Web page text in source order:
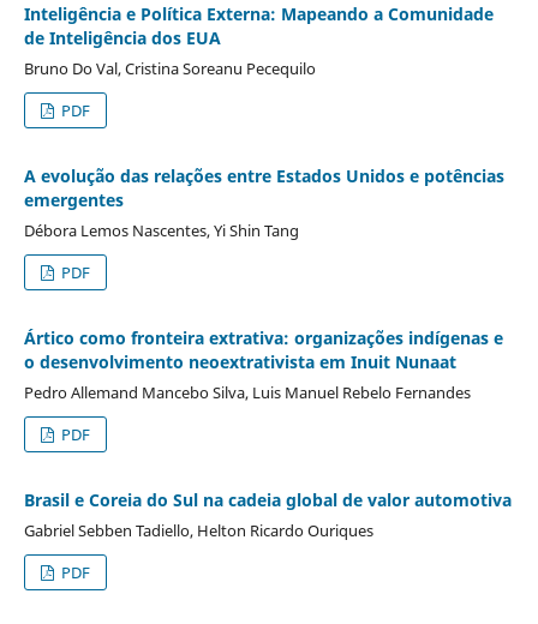
Inteligência e Política Externa: Mapeando a Comunidade
de Inteligência dos EUA
Bruno Do Val, Cristina Soreanu Pecequilo
PDF
A evolução das relações entre Estados Unidos e potências
emergentes
Débora Lemos Nascentes, Yi Shin Tang
PDF
Ártico como fronteira extrativa: organizações indígenas e
o desenvolvimento neoextrativista em Inuit Nunaat
Pedro Allemand Mancebo Silva, Luis Manuel Rebelo Fernandes
PDF
Brasil e Coreia do Sul na cadeia global de valor automotiva
Gabriel Sebben Tadiello, Helton Ricardo Ouriques
PDF